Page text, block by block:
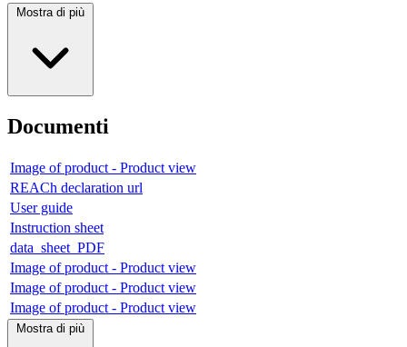
Mostra di più
Documenti
Image of product - Product view
REACh declaration url
User guide
Instruction sheet
data_sheet_PDF
Image of product - Product view
Image of product - Product view
Image of product - Product view
Mostra di più